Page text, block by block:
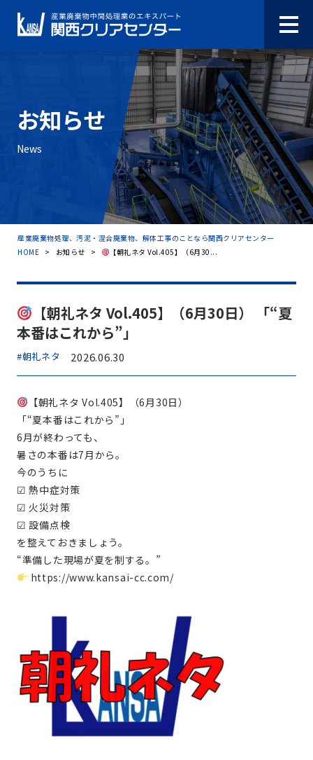
お知らせ
News
産業廃棄物処理、汚泥・混合廃棄物、解体工事のことなら関西クリアセンター
HOME > お知らせ > 【朝礼ネタ Vol.405】（6月30...
【朝礼ネタ Vol.405】（6月30日） 「“夏
本番はこれから”」
#朝礼ネタ 2026.06.30
【朝礼ネタ Vol.405】（6月30日）
「“夏本番はこれから”」
6月が終わっても、
暑さの本番は7月から。
今のうちに
☑ 熱中症対策
☑ 火災対策
☑ 設備点検
を整えておきましょう。
“準備した現場が夏を制する。”
https://www.kansai-cc.com/